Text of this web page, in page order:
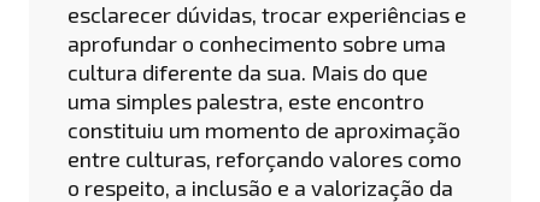
esclarecer dúvidas, trocar experiências e
aprofundar o conhecimento sobre uma
cultura diferente da sua. Mais do que
uma simples palestra, este encontro
constituiu um momento de aproximação
entre culturas, reforçando valores como
o respeito, a inclusão e a valorização da